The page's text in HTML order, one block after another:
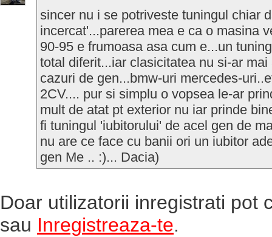
sincer nu i se potriveste tuningul chiar
incercat'...parerea mea e ca o masina
90-95 e frumoasa asa cum e...un
total diferit...iar clasicitatea nu si-ar
cazuri de gen...bmw-uri mercedes-
2CV.... pur si simplu o vopsea le-ar
mult de atat pt exterior nu iar prinde
fi tuningul 'iubitorului' de acel gen de
nu are ce face cu banii ori un iubitor
gen Me .. :)... Dacia)
Doar utilizatorii inregistrati pot
sau Inregistreaza-te.